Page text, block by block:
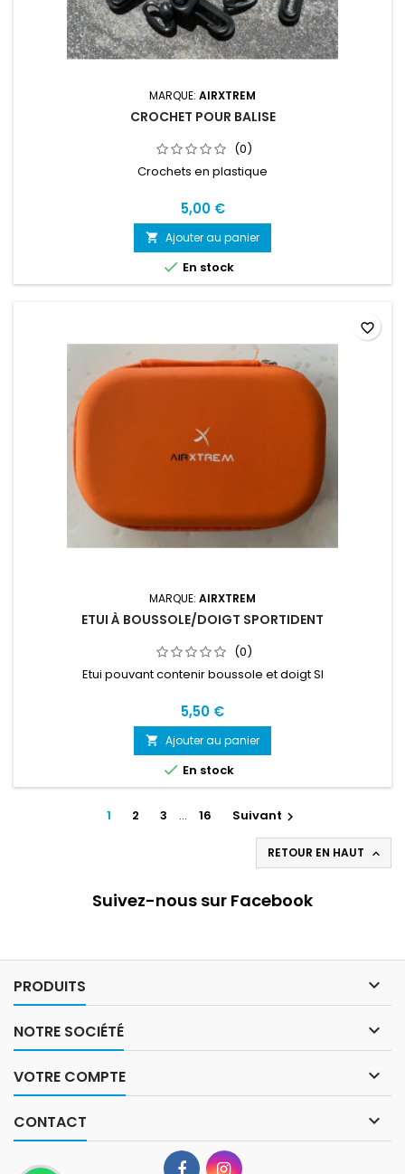
MARQUE: AIRXTREM
CROCHET POUR BALISE
(0)
Crochets en plastique
5,00 €
 Ajouter au panier
 En stock
MARQUE: AIRXTREM
ETUI À BOUSSOLE/DOIGT SPORTIDENT
(0)
Etui pouvant contenir boussole et doigt SI
5,50 €
 Ajouter au panier
 En stock
favorite_border
1 2 3 … 16 Suivant 
RETOUR EN HAUT 
Suivez-nous sur Facebook
PRODUITS 
NOTRE SOCIÉTÉ 
VOTRE COMPTE 
CONTACT 
FacebookInstagram